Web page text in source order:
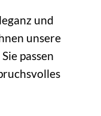
und
unsere
passen